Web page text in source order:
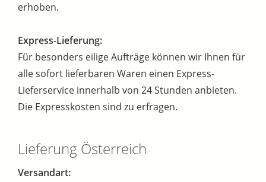
erhoben.
Express-Lieferung:
Für besonders eilige Aufträge können wir Ihnen für
alle sofort lieferbaren Waren einen Express-
Lieferservice innerhalb von 24 Stunden anbieten.
Die Expresskosten sind zu erfragen.
Lieferung Österreich
Versandart: